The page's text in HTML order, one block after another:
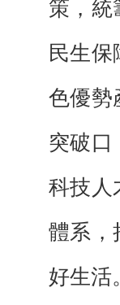
策，統
民生
色優勢
突破口
科技人
體系，
好生活